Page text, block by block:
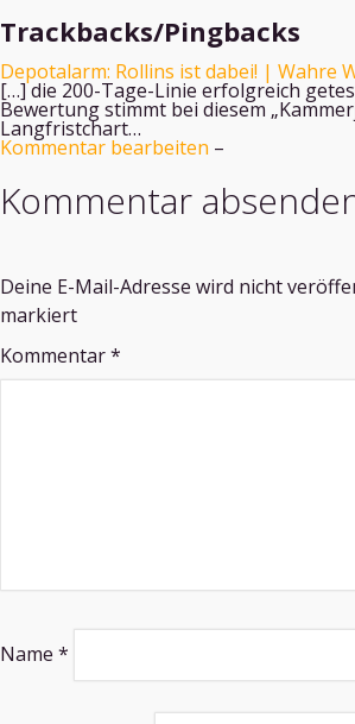
Trackbacks/Pingbacks
Depotalarm: Rollins ist dabei! | Wahre
[…] die 200-Tage-Linie erfolgreich
Bewertung stimmt bei diesem
Langfristchart…
Kommentar bearbeiten –
Kommentar
Deine E-Mail-Adresse wird nicht
markiert
Kommentar*
Name *